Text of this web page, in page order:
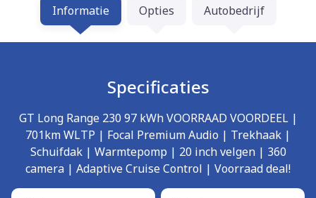
Informatie Opties Autobedrijf
Specificaties
GT Long Range 230 97 kWh VOORRAAD VOORDEEL |
701km WLTP | Focal Premium Audio | Trekhaak |
Schuifdak | Warmtepomp | 20 inch velgen | 360
camera | Adaptive Cruise Control | Voorraad deal!